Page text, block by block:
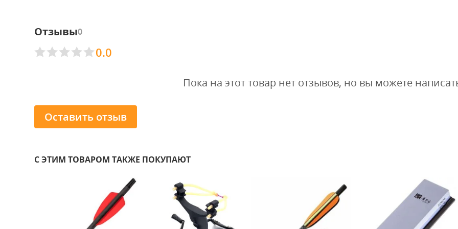
Отзывы0
0.0
Пока на этот товар нет отзывов, но вы можете
Оставить отзыв
С ЭТИМ ТОВАРОМ ТАКЖЕ ПОКУПАЮТ